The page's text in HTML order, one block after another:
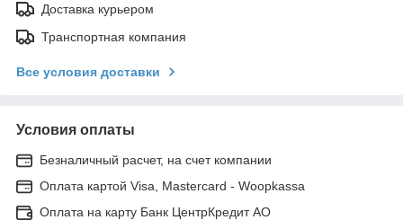
Доставка курьером
Транспортная компания
Все условия доставки
Условия оплаты
Безналичный расчет, на счет компании
Оплата картой Visa, Mastercard - Woopkassa
Оплата на карту Банк ЦентрКредит АО